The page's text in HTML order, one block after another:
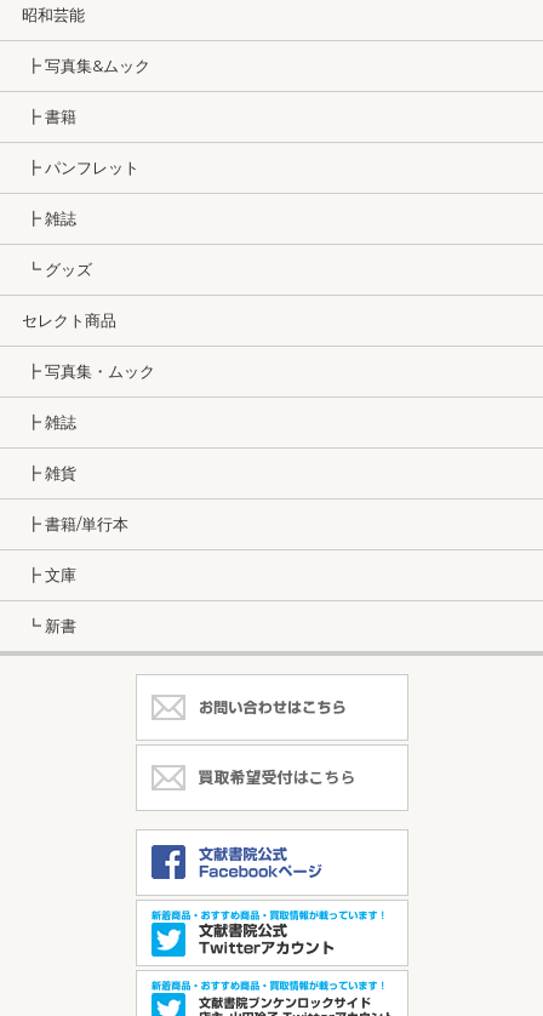
昭和芸能
┣ 写真集&ムック
┣ 書籍
┣ パンフレット
┣ 雑誌
┗ グッズ
セレクト商品
┣ 写真集・ムック
┣ 雑誌
┣ 雑貨
┣ 書籍/単行本
┣ 文庫
┗ 新書